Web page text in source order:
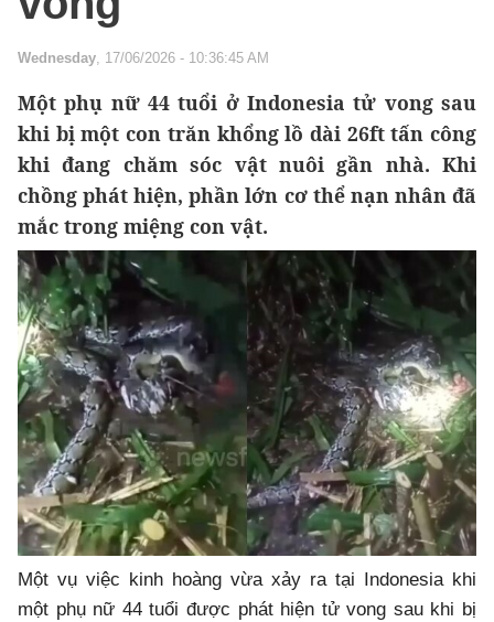
Wednesday, 17/06/2026 - 10:36:45 AM
Một phụ nữ 44 tuổi ở Indonesia tử vong sau
khi bị một con trăn khổng lồ dài 26ft tấn công
khi đang chăm sóc vật nuôi gần nhà. Khi
chồng phát hiện, phần lớn cơ thể nạn nhân đã
mắc trong miệng con vật.
Một vụ việc kinh hoàng vừa xảy ra tại Indonesia khi
một phụ nữ 44 tuổi được phát hiện tử vong sau khi bị